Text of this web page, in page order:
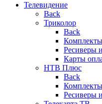
Телевидение
Back
Триколор
Back
Ресиверы
Карты
НТВ Плюс
Back
Ресиверы